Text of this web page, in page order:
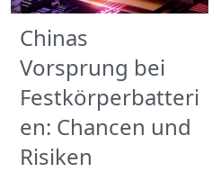
Chinas
Vorsprung bei
Festkörperbatteri
en: Chancen und
Risiken